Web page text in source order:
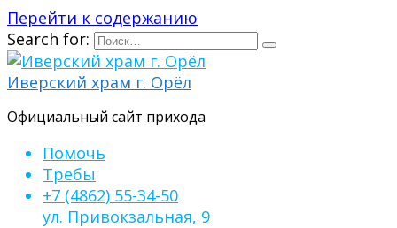
Перейти к содержанию
Search for:
Иверский храм г. Орёл
Официальный сайт прихода
Помочь
Требы
+7 (4862) 55-34-50
ул. Привокзальная, 9